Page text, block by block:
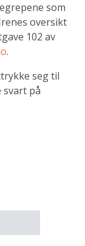
som
oversikt
102 av
.
seg til
svart på